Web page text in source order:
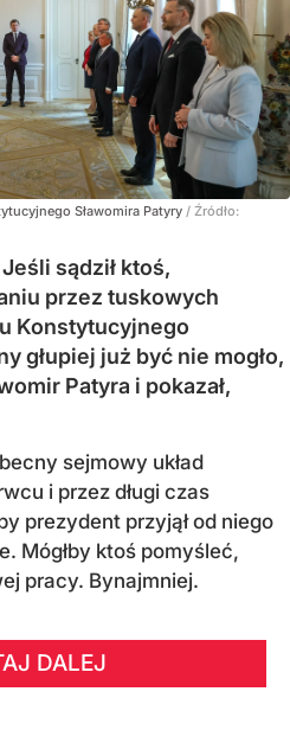
Sławomira Patyry / Źródło:
sądził ktoś,
przez tuskowych
Konstytucyjnego
głupiej już być nie mogło,
Patyra i pokazał,
sejmowy układ
i przez długi czas
prezydent przyjął od niego
Mógłby ktoś pomyśleć,
pracy. Bynajmniej.
DALEJ